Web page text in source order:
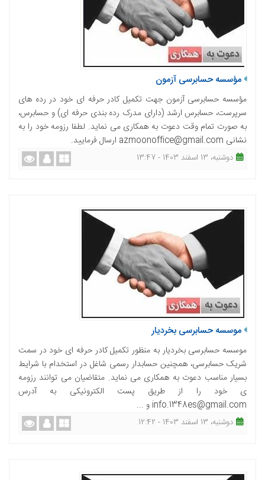
مؤسسه حسابرسی آزمون
مؤسسه حسابرسی آزمون جهت تکمیل کادر حرفه ای خود در رده های
سرپرست، حسابرس ارشد (دارای مدرک رده بندی حرفه ای) و حسابرس،
به صورت تمام وقت دعوت به همکاری می نماید. لطفا رزومه خود را به
نشانی azmoonoffice@gmail.com ارسال فرمایید.
دوشنبه، 13 اسفند 1403 - 13:47
موسسه حسابرسی بخردیار
موسسه حسابرسی بخردیار به منظور تکمیل کادر حرفه ای خود در سمت
شریک حسابرسی، همچنین حسابدار رسمی شاغل در استخدام با شرایط
بسیار مناسب دعوت به همکاری می نماید. متقاضیان می توانند رزومه
ی خود را از طریق پست الکترونیکی به آدرس
info.1348es@gmail.com و ...
دوشنبه، 13 اسفند 1403 - 12:42